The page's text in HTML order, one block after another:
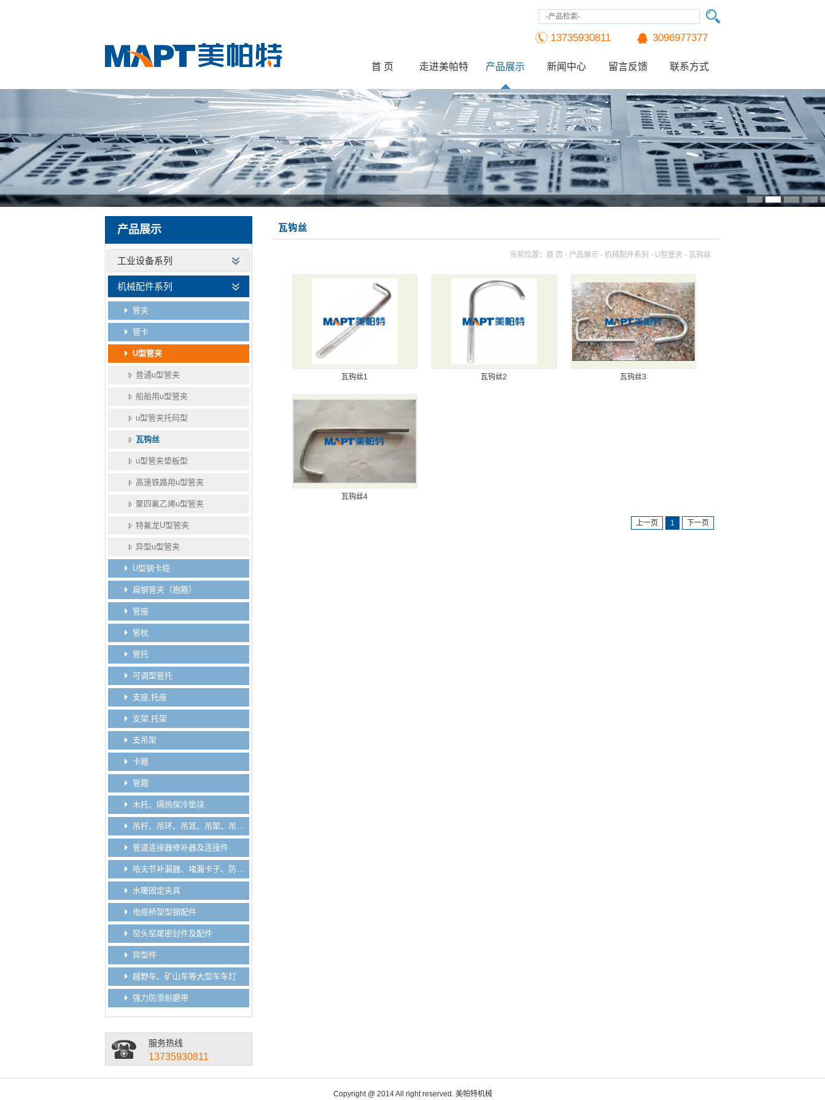
首 页 走进美帕特
公司简介 企业文化 厂房设备
产品展示
工业设备系列 机械配件系列
新闻中心 留言反馈 联系方式
13735930811 3096977377
产品展示
工业设备系列
机械配件系列
管夹
管卡
U型管夹
普通u型管夹
船舶用u型管夹
u型管夹托码型
瓦钩丝
u型管夹垫板型
高速铁路用u型管夹
聚四氟乙烯u型管夹
特氟龙U型管夹
异型u型管夹
U型钢卡缆
扁钢管夹（抱箍）
管座
管枕
管托
可调型管托
支座,托座
支架,托架
支吊架
卡箍
管箍
木托、隔热保冷垫块
吊杆、吊环、吊耳、吊架、吊钩、吊板垫板
管道连接器修补器及连接件
哈夫节补漏器、堵漏卡子、防脱卡子、分水卡子
水暖固定夹具
电缆桥架型钢配件
窑头窑尾密封件及配件
异型件
越野车、矿山车等大型车车灯
强力防滑耐磨带
服务热线
13735930811
瓦钩丝
当前位置： 首 页 - 产品展示 - 机械配件系列 - U型管夹 - 瓦钩丝
瓦钩丝1 瓦钩丝2 瓦钩丝3
瓦钩丝4
上一页 1 下一页
Copyright @ 2014 All right reserved. 美帕特机械